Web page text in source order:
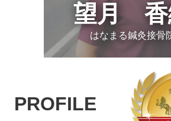
望月 香
はなまる鍼灸接骨
PROFILE